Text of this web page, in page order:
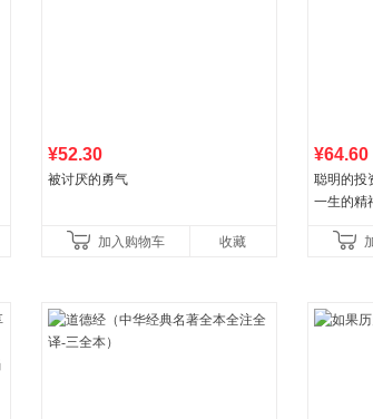
¥52.30
被讨厌的勇气
加入购物车 收藏
¥64.60
聪明的投
一生的精